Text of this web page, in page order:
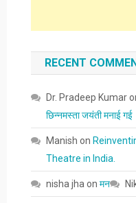
RECENT
Dr. Pradeep Kumar
छिन्नमस्ता जयंती मनाई गई
Manish on
Theatre in India.
nisha jha onमन